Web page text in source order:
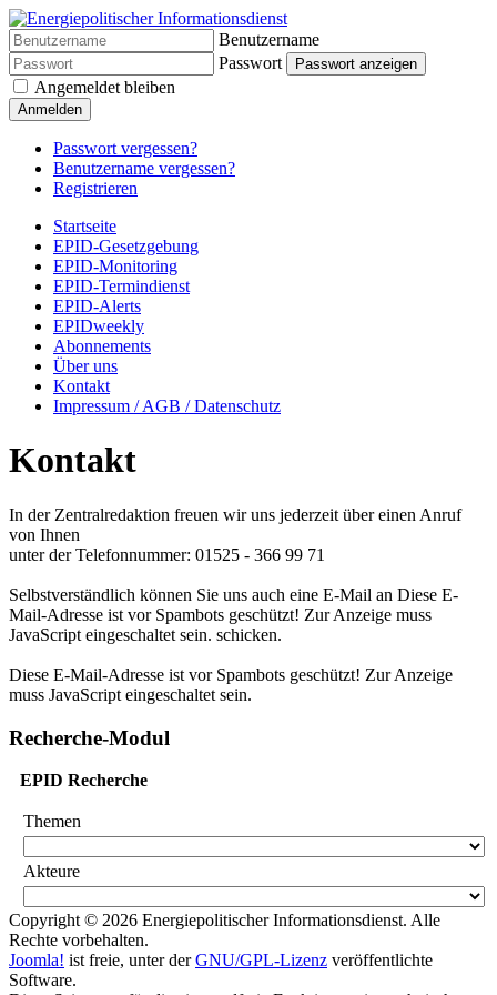
Benutzername
Passwort
Passwort anzeigen
Angemeldet bleiben
Anmelden
Passwort vergessen?
Benutzername vergessen?
Registrieren
Startseite
EPID-Gesetzgebung
EPID-Monitoring
EPID-Termindienst
EPID-Alerts
EPIDweekly
Abonnements
Über uns
Kontakt
Impressum / AGB / Datenschutz
Kontakt
In der Zentralredaktion freuen wir uns jederzeit über einen Anruf
von Ihnen
unter der Telefonnummer: 01525 - 366 99 71
Selbstverständlich können Sie uns auch eine E-Mail an Diese E-
Mail-Adresse ist vor Spambots geschützt! Zur Anzeige muss
JavaScript eingeschaltet sein. schicken.
Diese E-Mail-Adresse ist vor Spambots geschützt! Zur Anzeige
muss JavaScript eingeschaltet sein.
Recherche-Modul
EPID Recherche
Themen
Akteure
Copyright © 2026 Energiepolitischer Informationsdienst. Alle
Rechte vorbehalten.
Joomla! ist freie, unter derGNU/GPL-Lizenz veröffentlichte
Software.